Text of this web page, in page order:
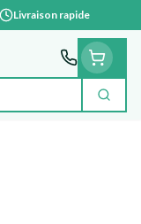
Livraison rapide